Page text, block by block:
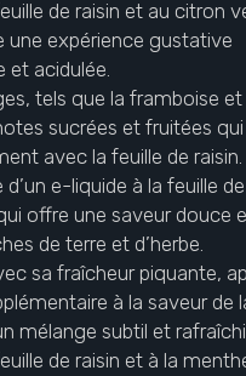
de raisin et au citron
une expérience gustative
et acidulée.
tels que la framboise et
sucrées et fruitées qui
avec la feuille de
d’un e-liquide à la feuille
offre une saveur douce
de terre et d’herbe.
sa fraîcheur piquante,
à la saveur de
mélange subtil et
de raisin et à la